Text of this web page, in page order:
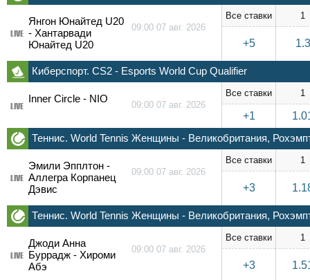
Янгон Юнайтед U20
- Хантарвади
Юнайтед U20
09:00 07 авг. 2026
LIVE
Все ставки 1
+5 1.3
Киберспорт. CS2 - Esports World Cup Qualifier
Inner Circle - NIO
09:00 07 авг. 2026
LIVE
Все ставки 1
+1
Теннис. World Tennis Женщины - Великобритания,
Эмили Эпплтон -
Аллегра Корпанец
Дэвис
09:00 07 авг. 2026
LIVE
Все ставки 1
+3
Теннис. World Tennis Женщины - Великобритания,
Джоди Анна
Буррадж - Хироми
Абэ
09:00 07 авг. 2026
LIVE
Все ставки 1
+3